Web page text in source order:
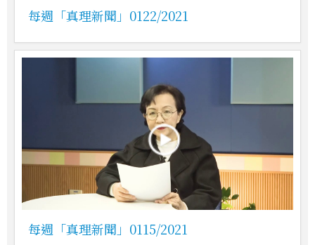
每週「真理新聞」0122/2021
每週「真理新聞」0115/2021